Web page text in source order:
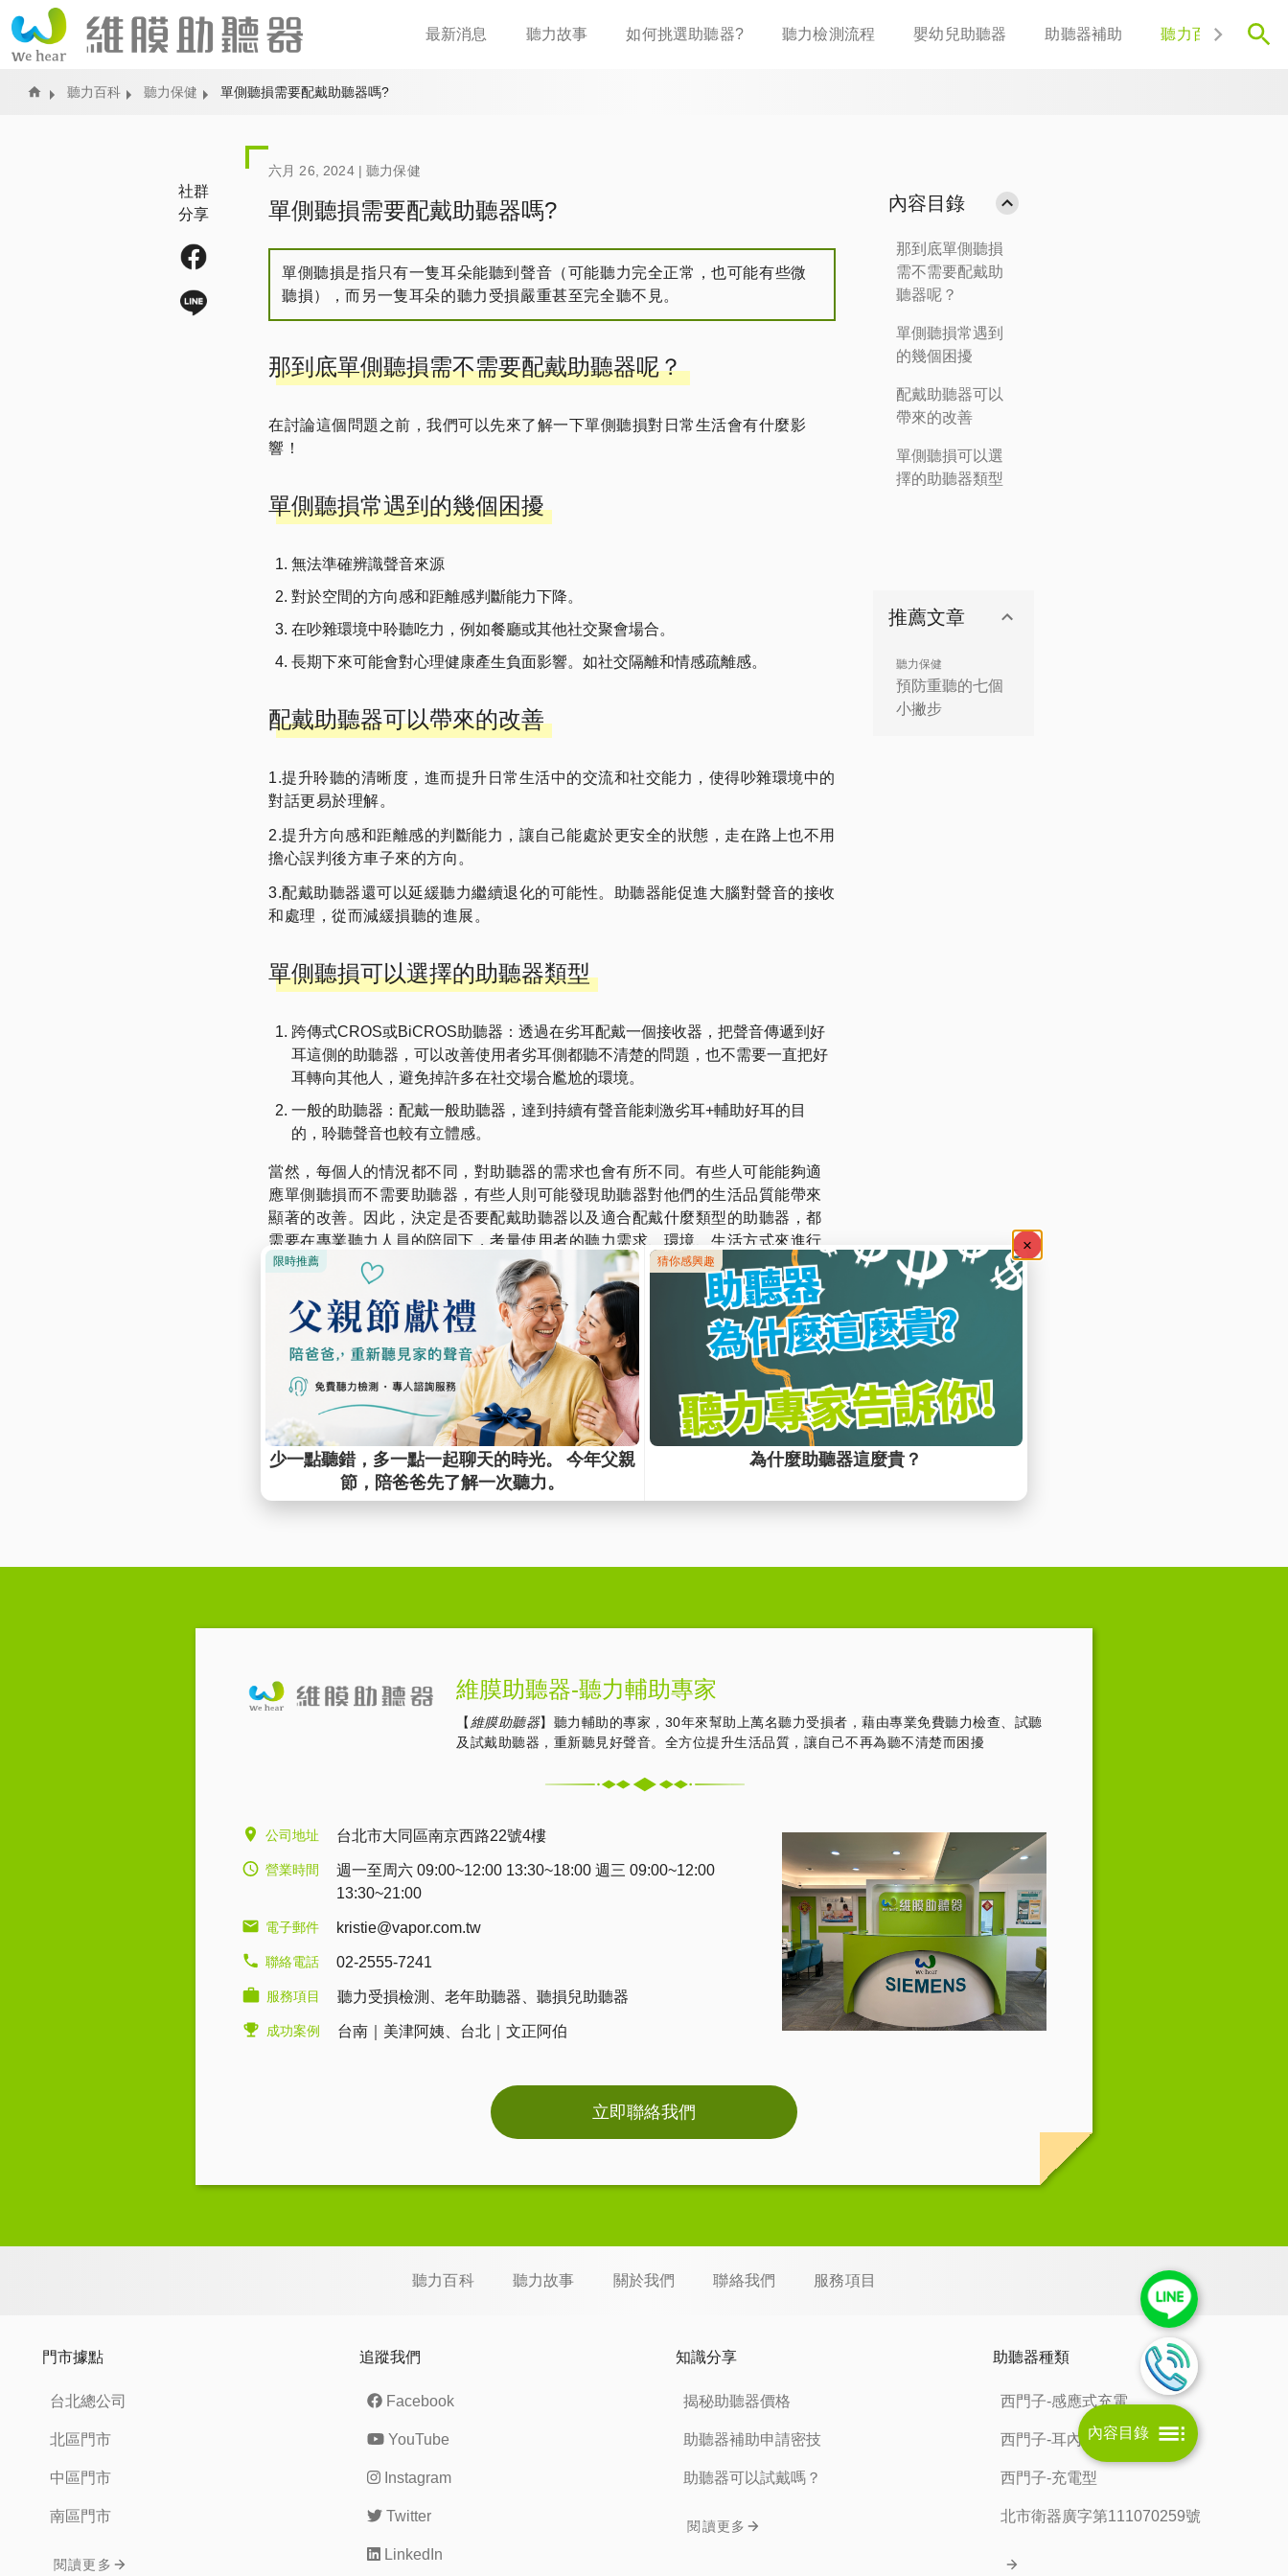
至
最新消息 聽力故事 如何挑選助聽器? 聽力檢測流程 嬰幼兒助聽器 助聽器補助 聽力百科 聯
Home 聽力百科 聽力保健 單側聽損需要配戴助聽器嗎?
六月 26, 2024 |聽力保健
單側聽損需要配戴助聽器嗎?
單側聽損是指只有一隻耳朵能聽到聲音（可能聽力完全正常，也可能有些微
聽損），而另一隻耳朵的聽力受損嚴重甚至完全聽不見。
那到底單側聽損需不需要配戴助聽器呢？
在討論這個問題之前，我們可以先來了解一下單側聽損對日常生活會有什麼影
響！
單側聽損常遇到的幾個困擾
無法準確辨識聲音來源
對於空間的方向感和距離感判斷能力下降。
在吵雜環境中聆聽吃力，例如餐廳或其他社交聚會場合。
長期下來可能會對心理健康產生負面影響。如社交隔離和情感疏離感。
配戴助聽器可以帶來的改善
1.提升聆聽的清晰度，進而提升日常生活中的交流和社交能力，使得吵雜環境中的
對話更易於理解。
2.提升方向感和距離感的判斷能力，讓自己能處於更安全的狀態，走在路上也不用
擔心誤判後方車子來的方向。
3.配戴助聽器還可以延緩聽力繼續退化的可能性。助聽器能促進大腦對聲音的接收
和處理，從而減緩損聽的進展。
單側聽損可以選擇的助聽器類型
跨傳式CROS或BiCROS助聽器：透過在劣耳配戴一個接收器，把聲音傳遞到好
耳這側的助聽器，可以改善使用者劣耳側都聽不清楚的問題，也不需要一直把好
耳轉向其他人，避免掉許多在社交場合尷尬的環境。
一般的助聽器：配戴一般助聽器，達到持續有聲音能刺激劣耳+輔助好耳的目
的，聆聽聲音也較有立體感。
當然，每個人的情況都不同，對助聽器的需求也會有所不同。有些人可能能夠適
應單側聽損而不需要助聽器，有些人則可能發現助聽器對他們的生活品質能帶來
顯著的改善。因此，決定是否要配戴助聽器以及適合配戴什麼類型的助聽器，都
需要在專業聽力人員的陪同下，考量使用者的聽力需求、環境、生活方式來進行
全面評估。
hashtags: #單側聽損 #重聽
#溝通不便
#助聽器，單側聽損，聽不清楚，只有一邊聽得到
社群
分享
回上一頁
內容目錄
那到底單側聽損
需不需要配戴助
聽器呢？
單側聽損常遇到
的幾個困擾
配戴助聽器可以
帶來的改善
單側聽損可以選
擇的助聽器類型
推薦文章
聽力保健
預防重聽的七個
小撇步
維膜助聽器-聽力輔助專家
【 維膜助聽器】聽力輔助的專家，30年來幫助上萬名聽力受損者，藉由專業免費聽力檢查、試聽
及試戴助聽器，重新聽見好聲音。全方位提升生活品質，讓自己不再為聽不清楚而困擾
公司地址 台北市大同區南京西路22號4樓
營業時間
週一至周六 09:00~12:00 13:30~18:00 週三 09:00~12:00
13:30~21:00
電子郵件 kristie@vapor.com.tw
聯絡電話 02-2555-7241
服務項目 聽力受損檢測 老年助聽器 聽損兒助聽器
成功案例 台南｜美津阿姨 台北｜文正阿伯
立即聯絡我們
聽力百科 聽力故事 關於我們 聯絡我們 服務項目
門市據點
台北總公司
北區門市
中區門市
南區門市
閱讀更多
追蹤我們
Facebook
YouTube
Instagram
Twitter
LinkedIn
知識分享
揭秘助聽器價格
助聽器補助申請密技
助聽器可以試戴嗎？
閱讀更多
助聽器種類
西門子-感應式充電
西門子-耳內型
西門子-充電型
北市衛器廣字第111070259號
內容目錄